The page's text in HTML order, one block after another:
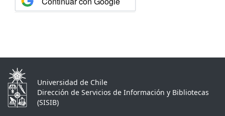
Universidad de Chile
Dirección de Servicios de Información y Bibliotecas
(SISIB)